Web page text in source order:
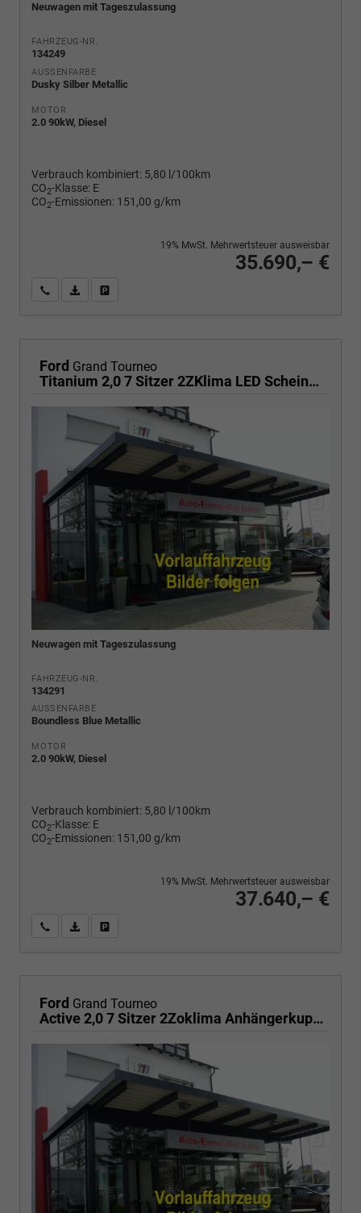
Neuwagen mit Tageszulassung
FAHRZEUG-NR.
134249
AUSSENFARBE
Dusky Silber Metallic
MOTOR
2.0 90kW, Diesel
Verbrauch kombiniert: 5,80 l/100km
CO2-Klasse: E
CO2-Emissionen: 151,00 g/km
35.690,– €
19% MwSt. Mehrwertsteuer ausweisbar
Wir rufen Sie anPDF-Fahrzeugexposé drucken
Ford Grand Tourneo
Titanium 2,0 7 Sitzer 2ZKlima LED Scheinwerfer Anhängerkupplung Sitzheizung Einparkhilfe Kamera 17 Zoll Leichtmetall ACC
Neuwagen mit Tageszulassung
FAHRZEUG-NR.
134291
AUSSENFARBE
Boundless Blue Metallic
MOTOR
2.0 90kW, Diesel
Verbrauch kombiniert: 5,80 l/100km
CO2-Klasse: E
CO2-Emissionen: 151,00 g/km
37.640,– €
19% MwSt. Mehrwertsteuer ausweisbar
Wir rufen Sie anPDF-Fahrzeugexposé drucken
Ford Grand Tourneo
Active 2,0 7 Sitzer 2Zoklima Anhängerkupplung Panoramadach AGR Sitze Sitzheizung Einparkhilfe Kamera 17 Zoll Leichtmetall ACC